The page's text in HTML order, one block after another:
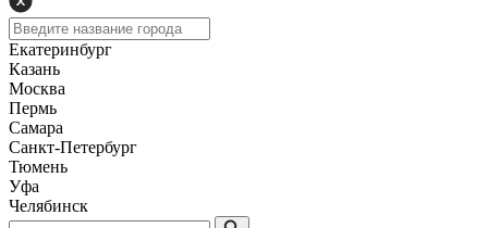
Екатеринбург
Казань
Москва
Пермь
Самара
Санкт-Петербург
Тюмень
Уфа
Челябинск